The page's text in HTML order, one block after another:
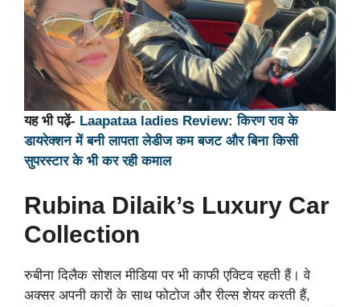
यह भी पढ़ें- Laapataa ladies Review: किरण राव के
डायरेक्शन में बनी लापता लेडीज कम बजट और बिना किसी
सुपरस्टार के भी कर रही कमाल
Rubina Dilaik’s Luxury Car
Collection
रुबीना दिलैक सोशल मीडिया पर भी काफी एक्टिव रहती हैं। वे
अक्सर अपनी कारों के साथ फोटोज और रील्स शेयर करती हैं,